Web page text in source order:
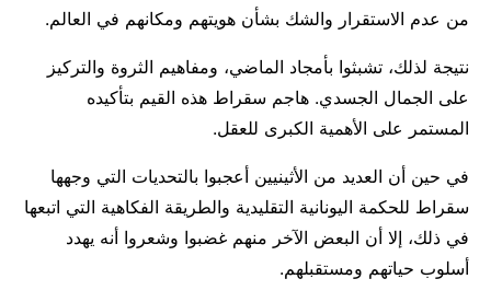
من عدم الاستقرار والشك بشأن هويتهم ومكانهم في العالم.
نتيجة لذلك، تشبثوا بأمجاد الماضي، ومفاهيم الثروة والتركيز
على الجمال الجسدي. هاجم سقراط هذه القيم بتأكيده
المستمر على الأهمية الكبرى للعقل.
في حين أن العديد من الأثينيين أعجبوا بالتحديات التي وجهها
سقراط للحكمة اليونانية التقليدية والطريقة الفكاهية التي اتبعها
في ذلك، إلا أن البعض الآخر منهم غضبوا وشعروا أنه يهدد
أسلوب حياتهم ومستقبلهم.